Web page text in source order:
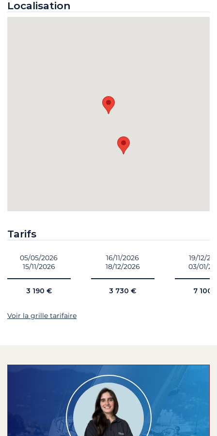
Localisation
Tarifs
05/05/2026
15/11/2026
3 190 €
16/11/2026
18/12/2026
3 730 €
19/12/
03/01/
7 100
Voir la grille tarifaire